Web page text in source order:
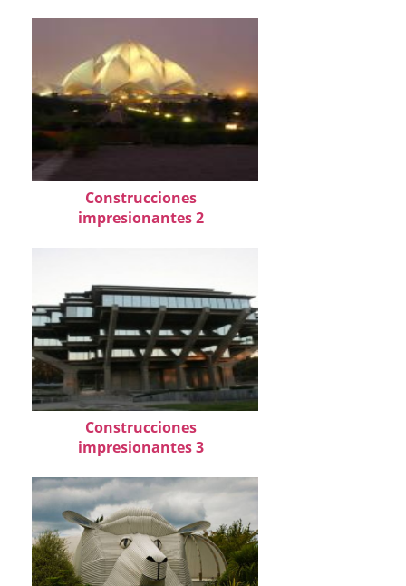
Construcciones
impresionantes 2
Construcciones
impresionantes 3